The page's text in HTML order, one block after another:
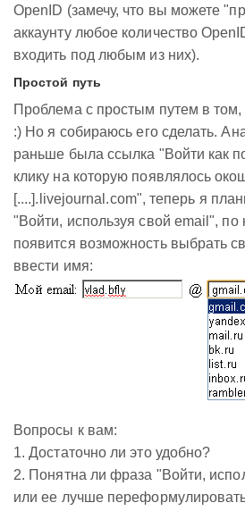
OpenID (замечу, что вы можете
аккаунту любое количество
входить под любым из них).
Простой путь
Проблема с простым путем в том,
:) Но я собираюсь его сделать.
раньше была ссылка "Войти как
клику на которую появлялось
[....].livejournal.com", теперь я
"Войти, используя свой email", по
появится возможность выбрать
ввести имя:
Вопросы к вам:
1. Достаточно ли это удобно?
2. Понятна ли фраза "Войти,
или ее лучше